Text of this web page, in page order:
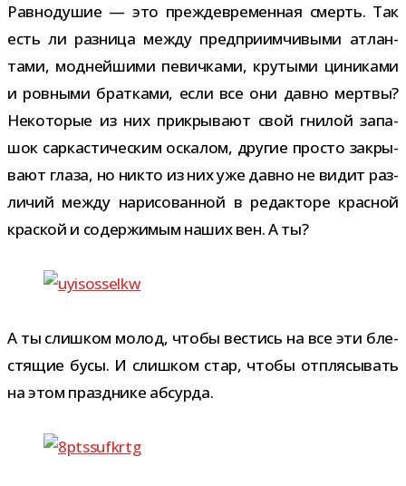
Равнодушие — это преж­де­вре­мен­ная смерть. Так
есть ли раз­ница между пред­при­им­чи­выми атлан­
тами, мод­ней­шими певич­ками, кру­тыми цини­ками
и ров­ными брат­ками, если все они давно мертвы?
Некоторые из них при­кры­вают свой гни­лой запа­
шок сар­ка­сти­че­ским оска­лом, дру­гие про­сто закры­
вают глаза, но никто из них уже давно не видит раз­
ли­чий между нари­со­ван­ной в редак­торе крас­ной
крас­кой и содер­жи­мым наших вен. А ты?
А ты слиш­ком молод, чтобы вестись на все эти бле­
стя­щие бусы. И слиш­ком стар, чтобы отпля­сы­вать
на этом празд­нике абсурда.